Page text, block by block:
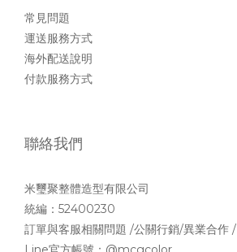
常見問題
運送服務方式
海外配送說明
付款服務方式
聯絡我們
米璽聚整體造型有限公司
統編：52400230
訂單與客服相關問題 /公關行銷/異業合作 /